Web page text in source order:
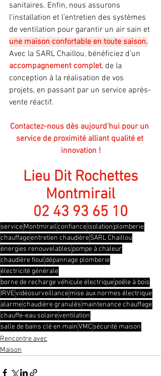
sanitaires. Enfin, nous assurons
l’installation et l’entretien des systèmes
de ventilation pour garantir un air sain et
une maison confortable en toute saison.
Avec la SARL Chaillou, bénéficiez d’un
accompagnement complet, de la
conception à la réalisation de vos
projets, en passant par un service après-
vente réactif.
Contactez-nous dès aujourd’hui pour un
service de proximité alliant qualité et
innovation !
Lieu Dit Rochettes
Montmirail
02 43 93 65 10
serviceMontmirailconfianceisolation plomberie
chauffageentretien chaudièreSARL Chaillou
énergies renouvelables pompe à chaleur
chaudière fiouldépannage plomberie
électricité générale
borne de recharge véhicule électriquepoêle à bois
IRVEvidéosurveillancemise aux normes électrique
alarmechaudière granulés maintenance chauffage
chauffe-eau solaireventilation
salle de bains clé en mainVMC sécurité maison
Rencontre avec
Maison